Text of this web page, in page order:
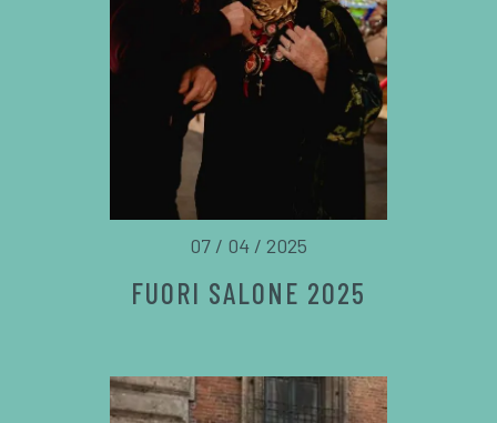
07 / 04 / 2025
FUORI SALONE 2025